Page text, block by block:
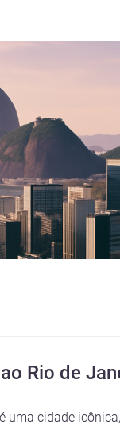
Rio de
uma cidade